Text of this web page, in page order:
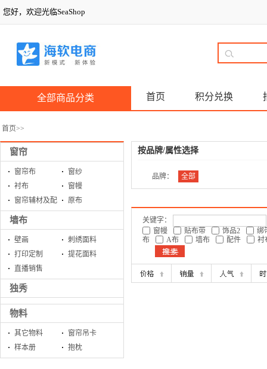
您好，欢迎光临SeaShop
全部商品分类 首页 积分兑换
首页>>
窗帘
窗帘布
窗纱
衬布
窗幔
窗帘辅材及配
件
原布
墙布
壁画
刺绣面料
打印定制
提花面料
直播销售
独秀
物料
其它物料
窗帘吊卡
样本册
抱枕
按品牌/属性选择
品牌： 全部
关键字：
窗幔
贴布带 饰品2
绑
布
A布 墙布 配件 衬